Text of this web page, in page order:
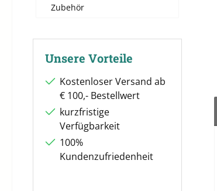
Zubehör
Unsere Vorteile
Kostenloser Versand ab
€ 100,- Bestellwert
kurzfristige
Verfügbarkeit
100%
Kundenzufriedenheit